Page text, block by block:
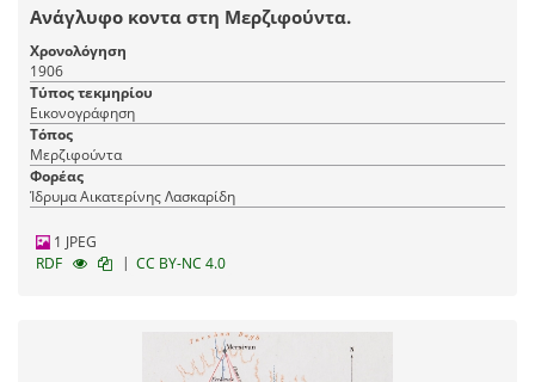
Ανάγλυφο κοντα στη Μερζιφούντα.
Χρονολόγηση
1906
Τύπος τεκμηρίου
Εικονογράφηση
Τόπος
Μερζιφούντα
Φορέας
Ίδρυμα Αικατερίνης Λασκαρίδη
1 JPEG
RDF
| CC BY-NC 4.0